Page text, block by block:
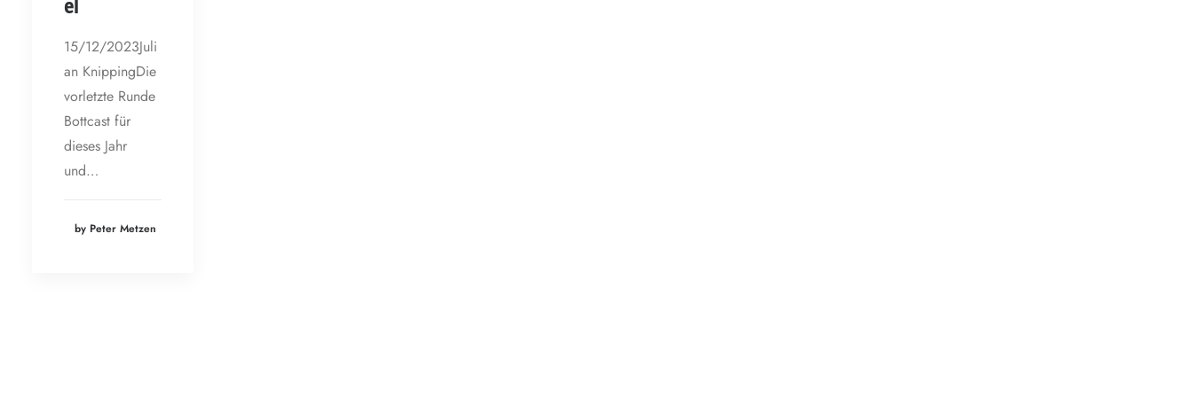
el
15/12/2023Juli
an KnippingDie
vorletzte Runde
Bottcast für
dieses Jahr
und…
by Peter Metzen